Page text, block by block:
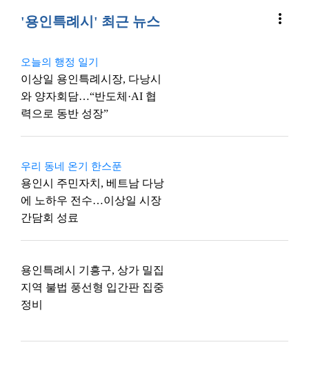
'용인특례시' 최근 뉴스 more_vert
오늘의 행정 일기
이상일 용인특례시장, 다낭시
와 양자회담…“반도체·AI 협
력으로 동반 성장”
우리 동네 온기 한스푼
용인시 주민자치, 베트남 다낭
에 노하우 전수…이상일 시장
간담회 성료
용인특례시 기흥구, 상가 밀집
지역 불법 풍선형 입간판 집중
정비